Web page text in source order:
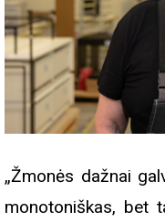
„Žmonės dažnai
monotoniškas, bet